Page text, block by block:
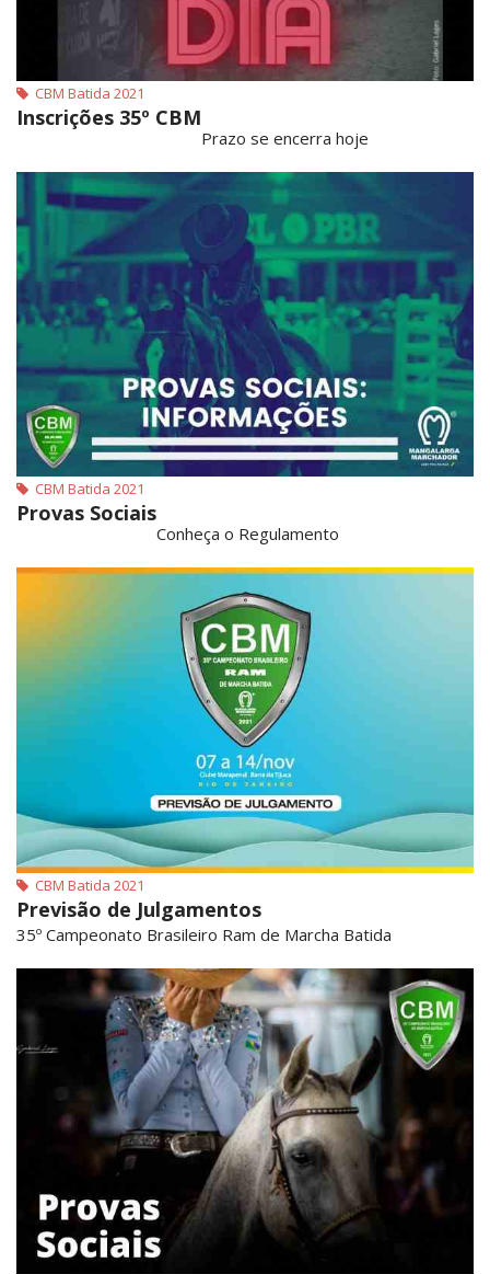
CBM Batida 2021
Inscrições 35º CBM
Prazo se encerra hoje
CBM Batida 2021
Provas Sociais
Conheça o Regulamento
CBM Batida 2021
Previsão de Julgamentos
35º Campeonato Brasileiro Ram de Marcha Batida